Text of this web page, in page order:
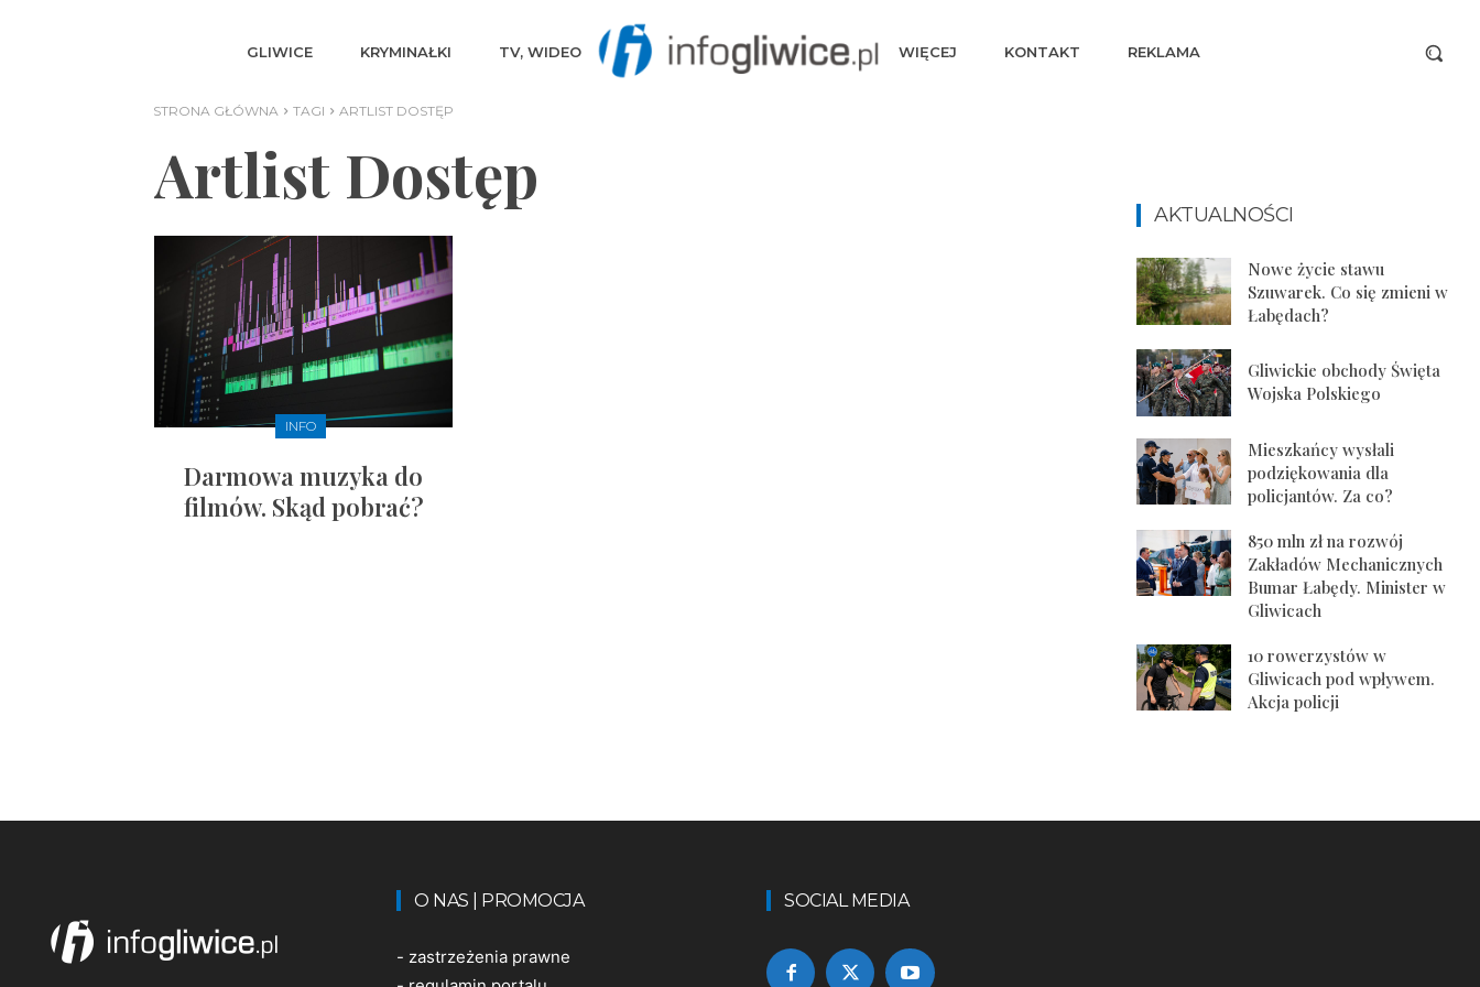
GLIWICE KRYMINAŁKI TV, WIDEO WIĘCEJ KONTAKT REKLAMA
STRONA GŁÓWNA TAGI ARTLIST DOSTĘP
Artlist Dostęp
INFO
Darmowa muzyka do
filmów. Skąd pobrać?
AKTUALNOŚCI
Nowe życie stawu
Szuwarek. Co się zmieni w
Łabędach?
Gliwickie obchody Święta
Wojska Polskiego
Mieszkańcy wysłali
podziękowania dla
policjantów. Za co?
850 mln zł na rozwój
Zakładów Mechanicznych
Bumar Łabędy. Minister w
Gliwicach
10 rowerzystów w
Gliwicach pod wpływem.
Akcja policji
O NAS | PROMOCJA
- zastrzeżenia prawne
SOCIAL MEDIA